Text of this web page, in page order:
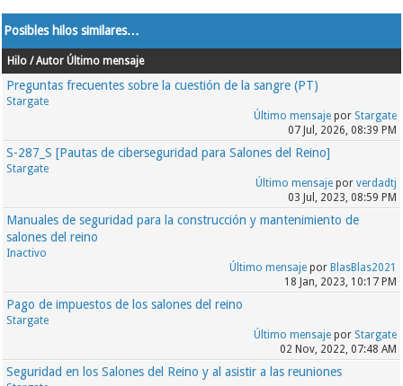
Posibles hilos similares…
Hilo / Autor Último mensaje
Preguntas frecuentes sobre la cuestión de la sangre (PT)
Stargate
Último mensajepor Stargate
07 Jul, 2026, 08:39 PM
S-287_S [Pautas de ciberseguridad para Salones del Reino]
Stargate
Último mensajepor verdadtj
03 Jul, 2023, 08:59 PM
Manuales de seguridad para la construcción y mantenimiento de
salones del reino
Inactivo
Último mensajepor BlasBlas2021
18 Jan, 2023, 10:17 PM
Pago de impuestos de los salones del reino
Stargate
Último mensajepor Stargate
02 Nov, 2022, 07:48 AM
Seguridad en los Salones del Reino y al asistir a las reuniones